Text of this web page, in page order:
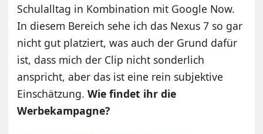
Schulalltag in Kombination mit Google Now.
In diesem Bereich sehe ich das Nexus 7 so gar
nicht gut platziert, was auch der Grund dafür
ist, dass mich der Clip nicht sonderlich
anspricht, aber das ist eine rein subjektive
Einschätzung.Wie findet ihr die
Werbekampagne?